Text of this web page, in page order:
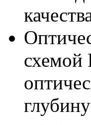
схемой